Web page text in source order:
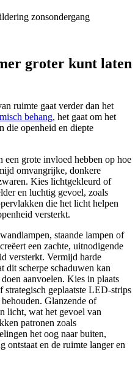
zonsondergang
groter kunt laten
ruimte gaat verder dan het
behang, het gaat om het
die openheid en diepte
grote invloed hebben op hoe
omvangrijke, donkere
Kies lichtgekleurd of
en luchtig gevoel, zoals
die het licht helpen
versterkt.
staande lampen of
een zachte, uitnodigende
versterkt. Vermijd harde
dit scherpe schaduwen kan
aanvoelen. Kies in plaats
geplaatste LED-strips
Glanzende of
licht, wat het gevoel van
patronen zoals
het oog naar buiten,
ontstaat en de ruimte langer en